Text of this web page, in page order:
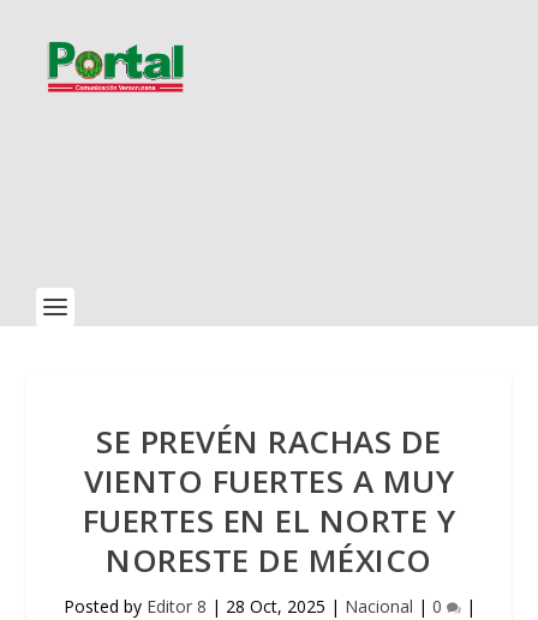
SE PREVÉN RACHAS DE
VIENTO FUERTES A MUY
FUERTES EN EL NORTE Y
NORESTE DE MÉXICO
Posted by Editor 8 | 28 Oct, 2025 | Nacional | 0 |